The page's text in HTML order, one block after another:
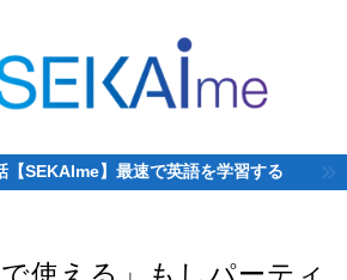
【SEKAIme】最速で英語を学習する
で使える」もしパーティ